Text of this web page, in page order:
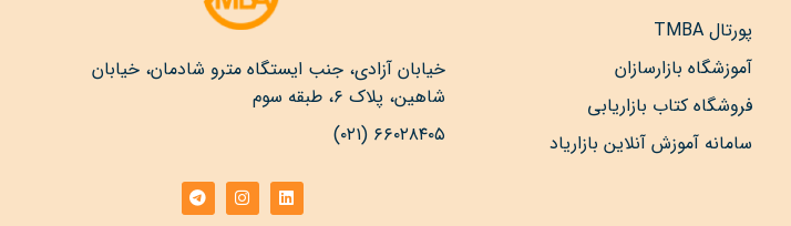
پورتال TMBA
آموزشگاه بازارسازان
فروشگاه کتاب بازاریابی
سامانه آموزش آنلاین بازاریاد
خیابان آزادی، جنب ایستگاه مترو شادمان، خیابان
شاهین، پلاک ۶، طبقه سوم
۶۶۰۲۸۴۰۵ (۰۲۱)